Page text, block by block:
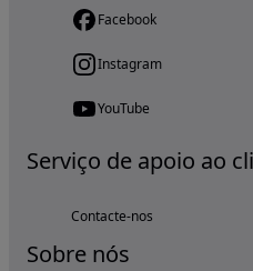
Facebook
Instagram
YouTube
Serviço de apoio ao
Contacte-nos
Sobre nós